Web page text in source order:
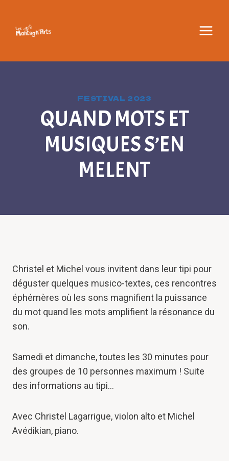
contenu
FESTIVAL 2023
QUAND MOTS ET
MUSIQUES S’EN
MELENT
Christel et Michel vous invitent dans leur tipi pour
déguster quelques musico-textes, ces rencontres
éphémères où les sons magnifient la puissance
du mot quand les mots amplifient la résonance du
son.
Samedi et dimanche, toutes les 30 minutes pour
des groupes de 10 personnes maximum ! Suite
des informations au tipi…
Avec Christel Lagarrigue, violon alto et Michel
Avédikian, piano.